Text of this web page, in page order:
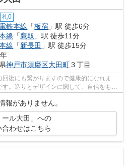
礼0
鉄本線 「板宿 」駅 徒歩6分
線 「鷹取 」駅 徒歩11分
線 「新長田 」駅 徒歩15分
神戸市須磨区大田町３丁目
復にも繋がりますので健康的になれま
。造りとデザインに関して、自信をもっ
す。こ...
報がありません。
ール大田」への
合わせはこちら